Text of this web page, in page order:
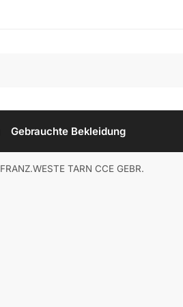
Gebrauchte Bekleidung
FRANZ.WESTE TARN CCE GEBR.